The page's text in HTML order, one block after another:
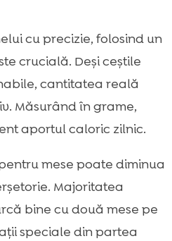
cu precizie, folosind un
crucială. Deși ceștile
cantitatea reală
Măsurând în grame,
aportul caloric zilnic.
mese poate diminua
Majoritatea
bine cu două mese pe
speciale din partea